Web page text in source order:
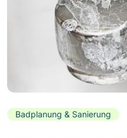
Badplanung & Sanierung